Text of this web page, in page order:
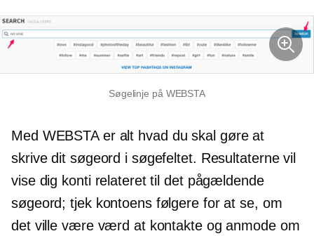
Søgelinje på WEBSTA
Med WEBSTA er alt hvad du skal gøre at
skrive dit søgeord i søgefeltet. Resultaterne vil
vise dig konti relateret til det pågældende
søgeord; tjek kontoens følgere for at se, om
det ville være værd at kontakte og anmode om